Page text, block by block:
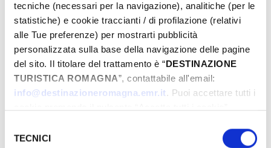
tecniche (necessari per la navigazione), analitiche (per le
statistiche) e cookie traccianti / di profilazione (relativi
alle Tue preferenze) per mostrarti pubblicità
personalizzata sulla base della navigazione delle pagine
del sito. Il titolare del trattamento è “DESTINAZIONE
TURISTICA ROMAGNA”, contattabile all'email:
info@destinazioneromagna.emr.it. Puoi accettare tutti i
gestire le tue preferenze facendo clic su “Personalizza”.
delTECNICI